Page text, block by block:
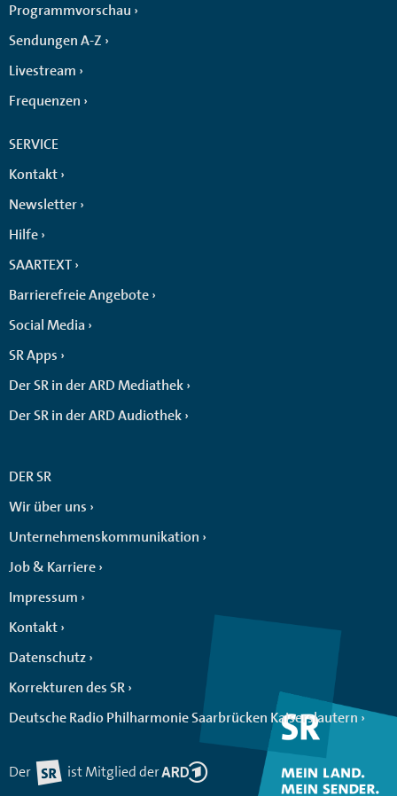
Programmvorschau
Sendungen A-Z
Livestream
Frequenzen
SERVICE
Kontakt
Newsletter
Hilfe
SAARTEXT
Barrierefreie Angebote
Social Media
SR Apps
Der SR in der ARD Mediathek
Der SR in der ARD Audiothek
DER SR
Wir über uns
Unternehmenskommunikation
Job & Karriere
Impressum
Kontakt
Datenschutz
Korrekturen des SR
Deutsche Radio Philharmonie Saarbrücken Kaiserslautern
Der ist Mitglied der